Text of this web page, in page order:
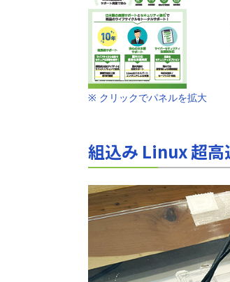
※ クリックでパネルを拡大
組込み Linux 超高